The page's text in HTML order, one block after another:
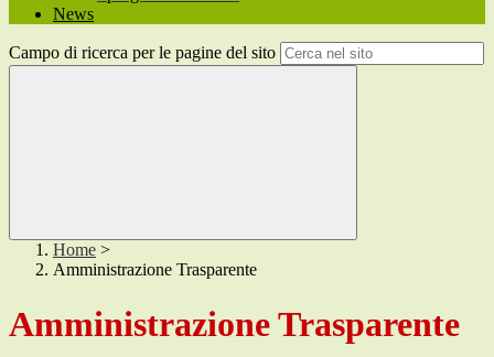
News
Campo di ricerca per le pagine del sito
Home >
Amministrazione Trasparente
Amministrazione Trasparente